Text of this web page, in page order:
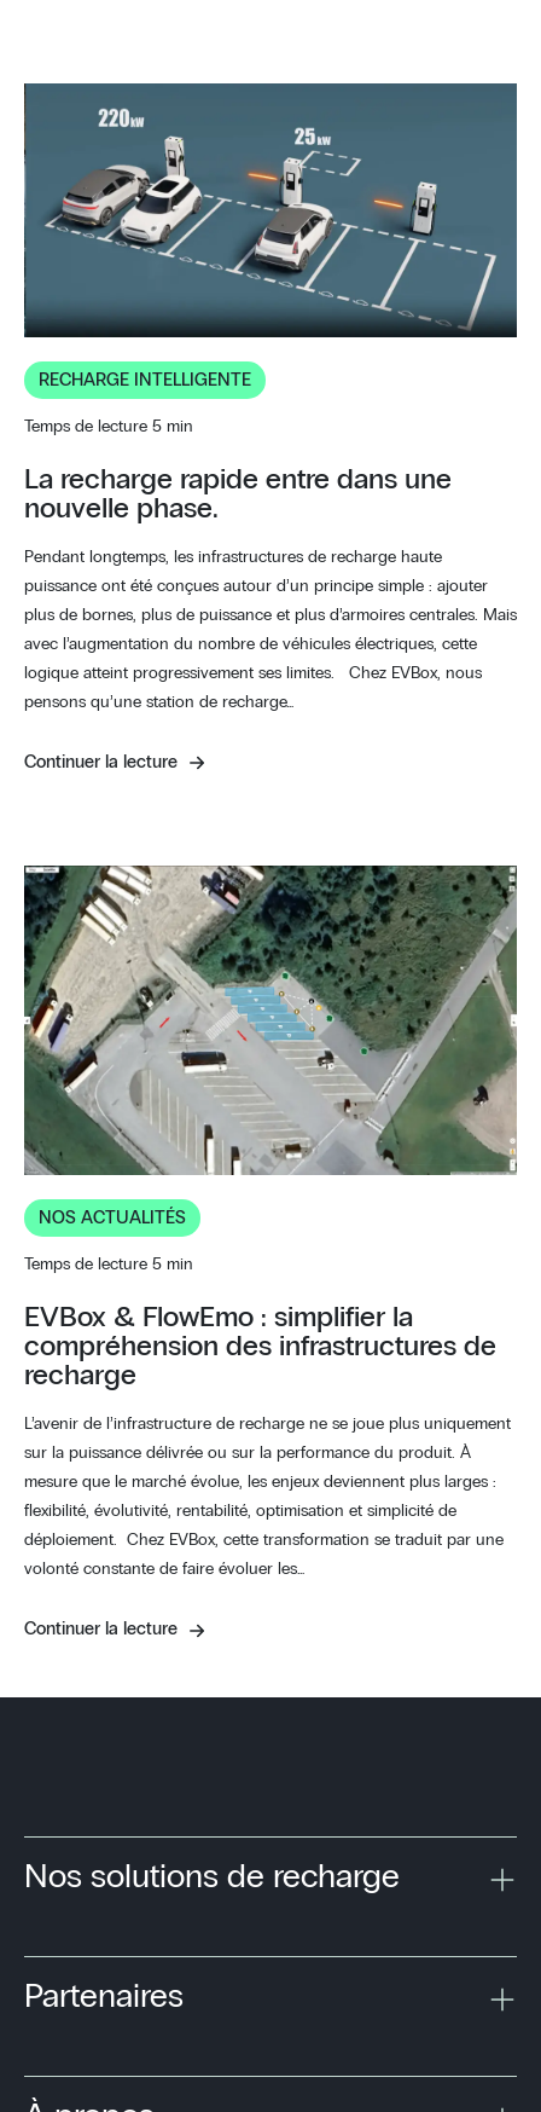
RECHARGE INTELLIGENTE
Temps de lecture 5 min
La recharge rapide entre dans une
nouvelle phase.
Pendant longtemps, les infrastructures de recharge haute
puissance ont été conçues autour d’un principe simple : ajouter
plus de bornes, plus de puissance et plus d’armoires centrales. Mais
avec l’augmentation du nombre de véhicules électriques, cette
logique atteint progressivement ses limites. Chez EVBox, nous
pensons qu’une station de recharge…
Continuer la lecture
NOS ACTUALITÉS
Temps de lecture 5 min
EVBox & FlowEmo : simplifier la
compréhension des infrastructures de
recharge
L’avenir de l’infrastructure de recharge ne se joue plus uniquement
sur la puissance délivrée ou sur la performance du produit. À
mesure que le marché évolue, les enjeux deviennent plus larges :
flexibilité, évolutivité, rentabilité, optimisation et simplicité de
déploiement. Chez EVBox, cette transformation se traduit par une
volonté constante de faire évoluer les…
Continuer la lecture
Nos solutions de recharge
Partenaires